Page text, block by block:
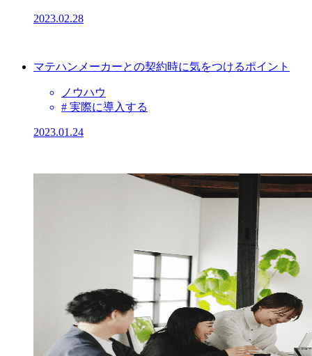
2023.02.28
マテハンメーカーとの契約時に気をつけるポイント
ノウハウ
# 実際に導入する
2023.01.24